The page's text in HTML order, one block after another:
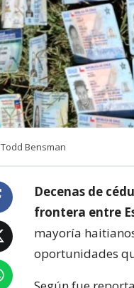
Todd Bensman
Decenas de
frontera entre
mayoría
oportunidades